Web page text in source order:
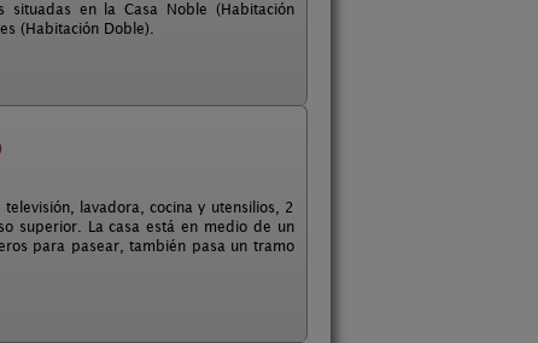
en la Casa Noble (Habitación
(Habitación Doble).
lavadora, cocina y utensilios, 2
superior. La casa está en medio de un
para pasear, también pasa un tramo